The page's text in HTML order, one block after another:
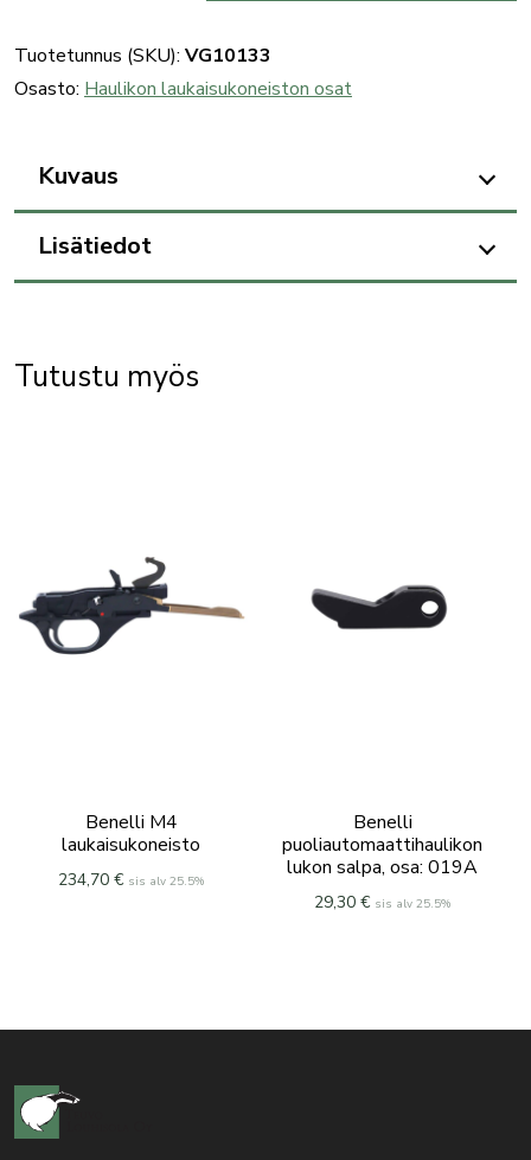
(SL80)
vasara
Tuotetunnus (SKU): VG10133
Osasto: Haulikon laukaisukoneiston osat
Kuvaus
Lisätiedot
Tutustu myös
Benelli M4
laukaisukoneisto
234,70 € sis alv 25.5%
Benelli
puoliautomaattihaulikon
lukon salpa, osa: 019A
29,30 € sis alv 25.5%